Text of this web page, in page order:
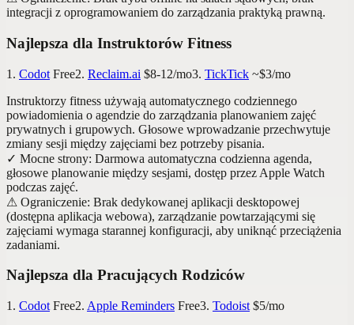
integracji z oprogramowaniem do zarządzania praktyką prawną.
Najlepsza dla Instruktorów Fitness
1. Codot Free2. Reclaim.ai $8-12/mo3. TickTick ~$3/mo
Instruktorzy fitness używają automatycznego codziennego
powiadomienia o agendzie do zarządzania planowaniem zajęć
prywatnych i grupowych. Głosowe wprowadzanie przechwytuje
zmiany sesji między zajęciami bez potrzeby pisania.
✓ Mocne strony: Darmowa automatyczna codzienna agenda,
głosowe planowanie między sesjami, dostęp przez Apple Watch
podczas zajęć.
⚠ Ograniczenie: Brak dedykowanej aplikacji desktopowej
(dostępna aplikacja webowa), zarządzanie powtarzającymi się
zajęciami wymaga starannej konfiguracji, aby uniknąć przeciążenia
zadaniami.
Najlepsza dla Pracujących Rodziców
1. Codot Free2. Apple Reminders Free3. Todoist $5/mo